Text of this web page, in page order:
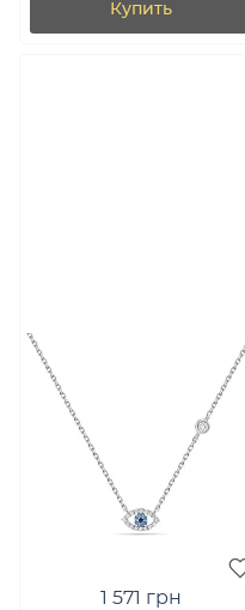
Купить
1 571 грн